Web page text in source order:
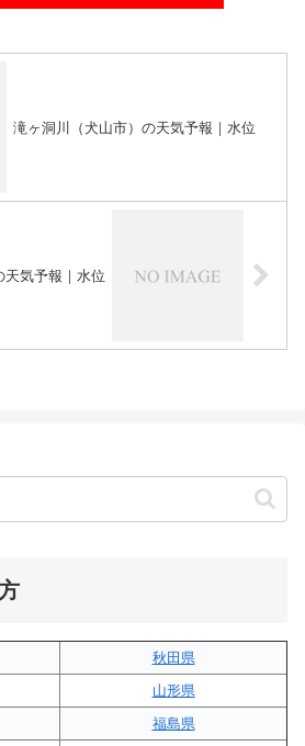
滝ヶ洞川（犬山市）の天気予報｜水位
天気予報｜水位
秋田県
山形県
福島県